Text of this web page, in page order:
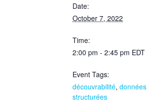
Date:
October 7, 2022
Time:
2:00 pm - 2:45 pm EDT
Event Tags:
découvrabilité, données
structurées